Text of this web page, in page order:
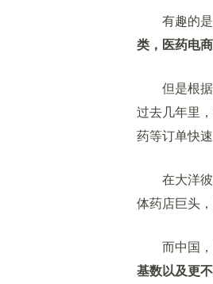
有趣的是
类，医药电
但是根据中
过去几年里
药等订单快速
在大洋彼
体药店巨头
而中国，因
基数以及更